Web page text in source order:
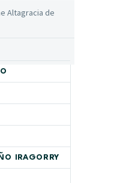
Altagracia de
IRAGORRY